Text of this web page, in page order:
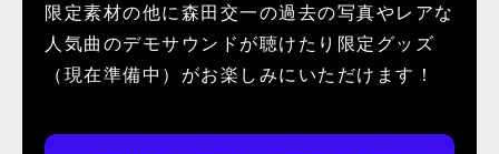
限定素材の他に森田交一の過去の写真やレアな
人気曲のデモサウンドが聴けたり限定グッズ
（現在準備中）がお楽しみにいただけます！